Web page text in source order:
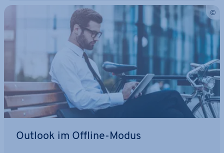
Outlook im Offline-Modus